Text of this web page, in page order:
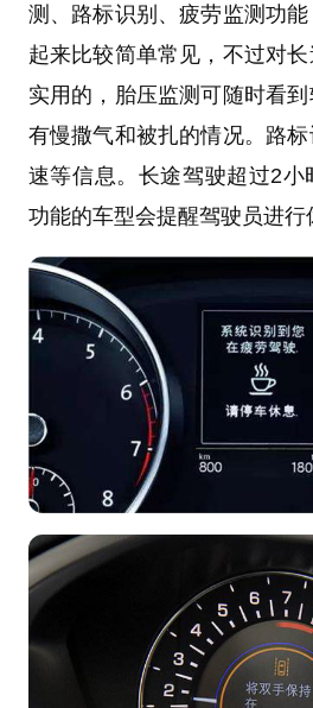
测、路标识别、疲劳监测功
起来比较简单常见，不过对
实用的，胎压监测可随时看
有慢撒气和被扎的情况。路
速等信息。长途驾驶超过2小
功能的车型会提醒驾驶员进行